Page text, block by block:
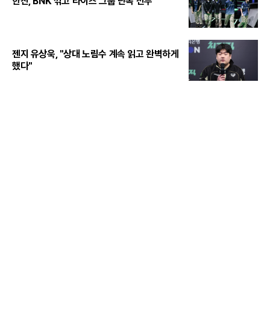
젠지 유상욱, "상대 노림수 계속 읽고 완벽하게
했다"